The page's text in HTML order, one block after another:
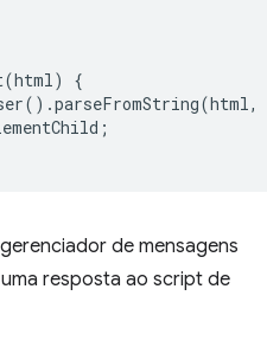
(html)
{
().parseFromString(html,
;
de mensagens
resposta ao script de